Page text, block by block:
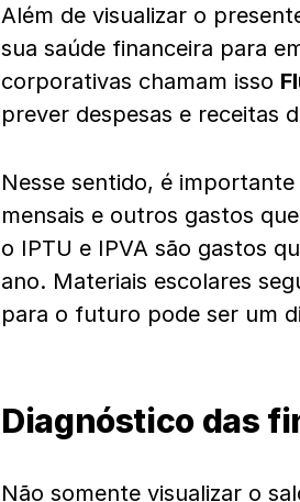
Além de visualizar o
sua saúde financeira para
corporativas chamam isso
prever despesas e receitas
Nesse sentido, é
mensais e outros gastos
o IPTU e IPVA são gastos
ano. Materiais escolares
para o futuro pode ser um
Diagnóstico das
Não somente visualizar o